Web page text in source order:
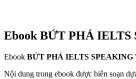
Ebook BỨT PHÁ IELTS
Ebook BỨT PHÁ IELTS
Nội dung trong ebook được biên soạn